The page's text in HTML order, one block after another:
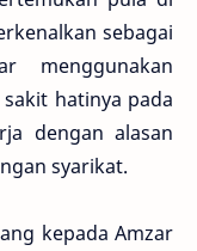
sebagai
menggunakan
hatinya pada
dengan alasan
syarikat.
kepada Amzar